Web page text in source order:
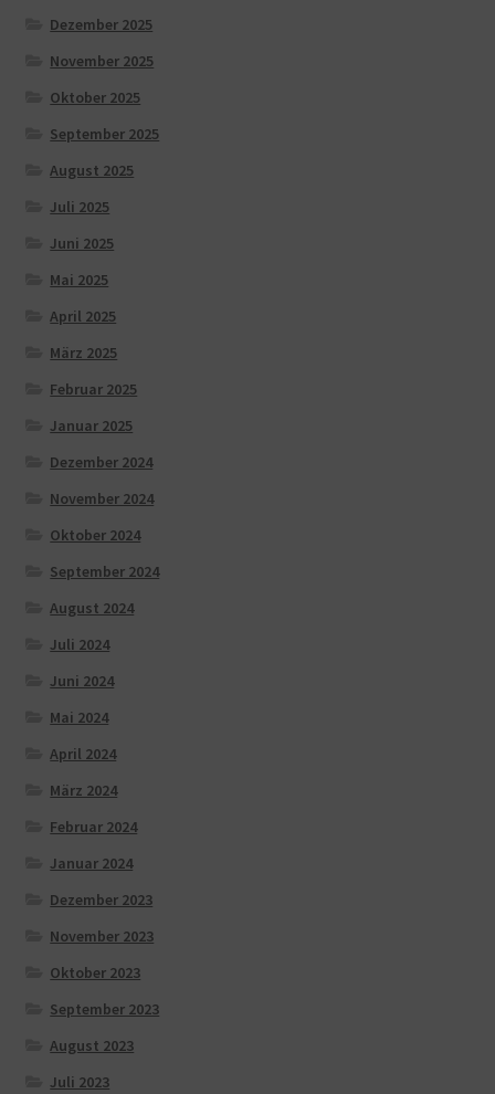
Dezember 2025
November 2025
Oktober 2025
September 2025
August 2025
Juli 2025
Juni 2025
Mai 2025
April 2025
März 2025
Februar 2025
Januar 2025
Dezember 2024
November 2024
Oktober 2024
September 2024
August 2024
Juli 2024
Juni 2024
Mai 2024
April 2024
März 2024
Februar 2024
Januar 2024
Dezember 2023
November 2023
Oktober 2023
September 2023
August 2023
Juli 2023